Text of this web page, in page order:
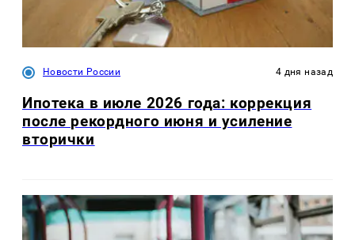
Новости России 4 дня назад
Ипотека в июле 2026 года: коррекция
после рекордного июня и усиление
вторички